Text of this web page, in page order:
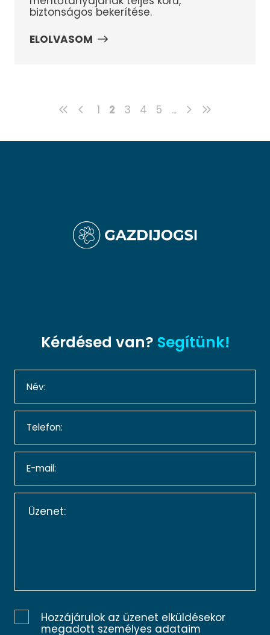
biztonságos bekerítése.
ELOLVASOM
1 2 3 4 5 ...
Kérdésed van? Segítünk!
Hozzájárulok az üzenet elküldésekor
megadott személyes adataim